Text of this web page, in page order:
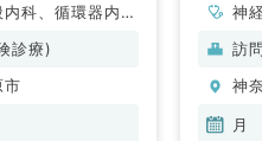
科、循環器内
消化器内科、内
膠原病科
診療)
市
神
科
代
血
訪
神
月